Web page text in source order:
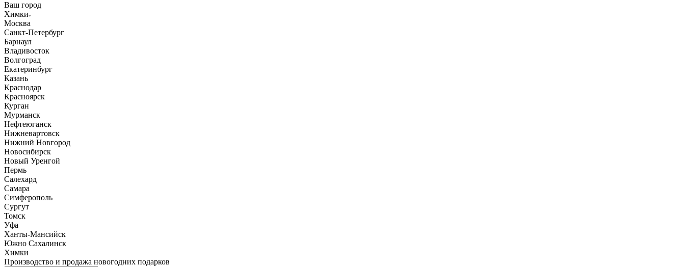
Ваш город
Химки
Москва
Санкт-Петербург
Барнаул
Владивосток
Волгоград
Екатеринбург
Казань
Краснодар
Красноярск
Курган
Мурманск
Нефтеюганск
Нижневартовск
Нижний Новгород
Новосибирск
Новый Уренгой
Пермь
Салехард
Самара
Симферополь
Сургут
Томск
Уфа
Ханты-Мансийск
Южно Сахалинск
Химки
Производство и продажа новогодних подарков